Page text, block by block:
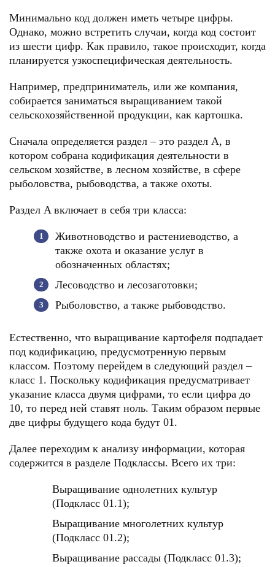
Минимально код должен иметь четыре цифры.
Однако, можно встретить случаи, когда код состоит
из шести цифр. Как правило, такое происходит, когда
планируется узкоспецифическая деятельность.
Например, предприниматель, или же компания,
собирается заниматься выращиванием такой
сельскохозяйственной продукции, как картошка.
Сначала определяется раздел – это раздел A, в
котором собрана кодификация деятельности в
сельском хозяйстве, в лесном хозяйстве, в сфере
рыболовства, рыбоводства, a также охоты.
Раздел A включает в себя три класса:
Животноводство и растениеводство, а
также охота и оказание услуг в
обозначенных областях;
Лесоводство и лесозаготовки;
Рыболовство, а также рыбоводство.
Естественно, что выращивание картофеля подпадает
под кодификацию, предусмотренную первым
классом. Поэтому перейдем в следующий раздел –
класс 1. Поскольку кодификация предусматривает
указание класса двумя цифрами, то если цифра до
10, то перед ней ставят ноль. Таким образом первые
две цифры будущего кода будут 01.
Далее переходим к анализу информации, которая
содержится в разделе Подклассы. Всего их три:
Выращивание однолетних культур
(Подкласс 01.1);
Выращивание многолетних культур
(Подкласс 01.2);
Выращивание рассады (Подкласс 01.3);